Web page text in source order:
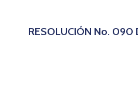
RESOLUCIÓN No. 090